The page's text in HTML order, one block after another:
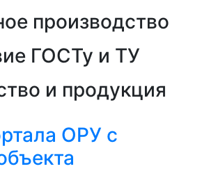
производство
ГОСТу и ТУ
и продукция
ОРУ с